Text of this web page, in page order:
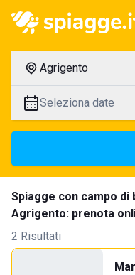
Agrigento
Seleziona date
Spiagge con campo
Agrigento: prenota
2 Risultati